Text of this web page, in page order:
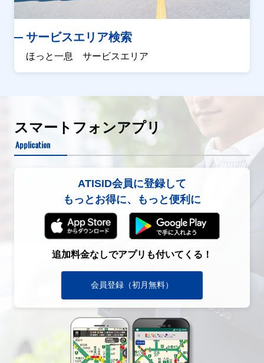
サービスエリア検索
ほっと一息 サービスエリア
スマートフォンアプリ
Application
ATISID会員に登録して
もっとお得に、もっと便利に
追加料金なしでアプリも付いてくる！
会員登録（初月無料）